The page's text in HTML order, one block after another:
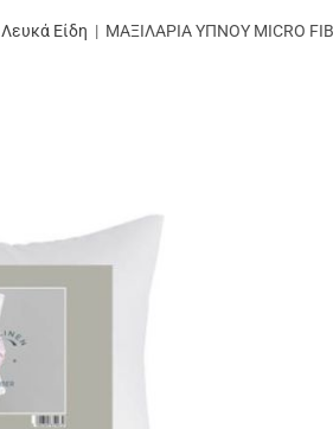
Είδη ΜΑΞΙΛΑΡΙΑ ΥΠΝΟΥ MICRO